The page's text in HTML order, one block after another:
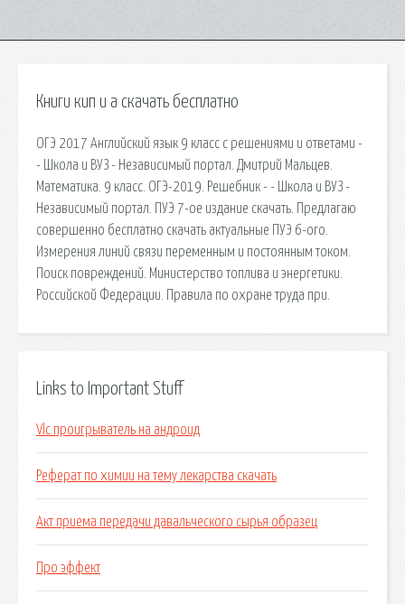
Книги кип и а скачать бесплатно
ОГЭ 2017 Английский язык 9 класс с решениями и ответами -
- Школа и ВУЗ - Независимый портал. Дмитрий Мальцев.
Математика. 9 класс. ОГЭ-2019. Решебник - - Школа и ВУЗ -
Независимый портал. ПУЭ 7-ое издание скачать. Предлагаю
совершенно бесплатно скачать актуальные ПУЭ 6-ого.
Измерения линий связи переменным и постоянным током.
Поиск повреждений. Министерство топлива и энергетики.
Российской Федерации. Правила по охране труда при.
Links to Important Stuff
Vlc проигрыватель на андроид
Реферат по химии на тему лекарства скачать
Акт приема передачи давальческого сырья образец
Про эффект